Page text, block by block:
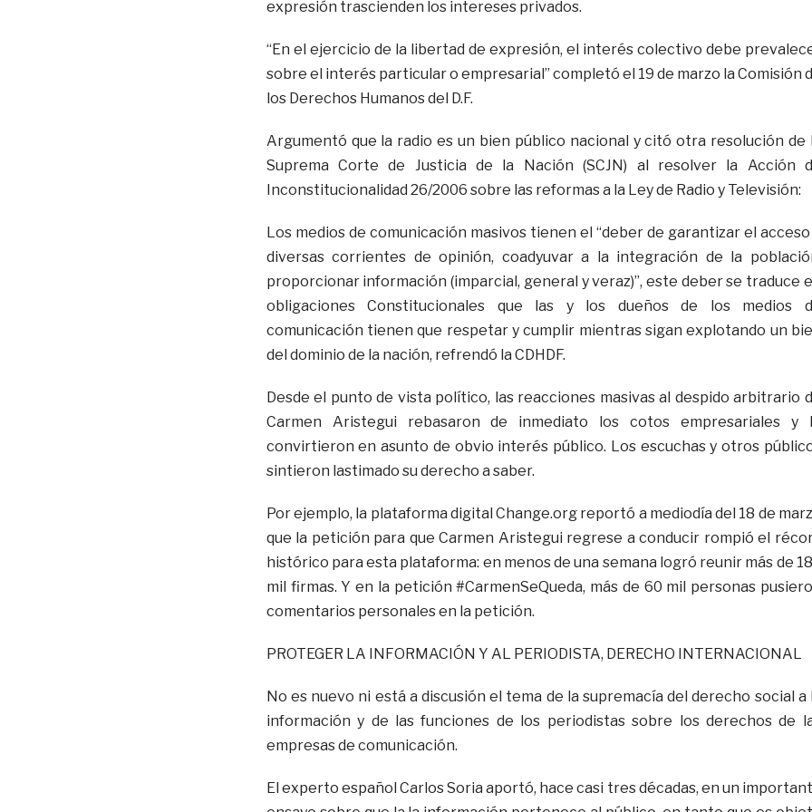
expresión trascienden los intereses privados.
“En el ejercicio de la libertad de expresión, el interés colectivo debe
sobre el interés particular o empresarial” completó el 19 de marzo la Comisión
los Derechos Humanos del D.F.
Argumentó que la radio es un bien público nacional y citó otra resolución de
Suprema Corte de Justicia de la Nación (SCJN) al resolver la Acción
Inconstitucionalidad 26/2006 sobre las reformas a la Ley de Radio y Televisión:
Los medios de comunicación masivos tienen el “deber de garantizar el acceso
diversas corrientes de opinión, coadyuvar a la integración de la
proporcionar información (imparcial, general y veraz)”, este deber se traduce
obligaciones Constitucionales que las y los dueños de los medios
comunicación tienen que respetar y cumplir mientras sigan explotando un
del dominio de la nación, refrendó la CDHDF.
Desde el punto de vista político, las reacciones masivas al despido arbitrario
Carmen Aristegui rebasaron de inmediato los cotos empresariales y
convirtieron en asunto de obvio interés público. Los escuchas y otros
sintieron lastimado su derecho a saber.
Por ejemplo, la plataforma digital Change.org reportó a mediodía del 18 de
que la petición para que Carmen Aristegui regrese a conducir rompió el
histórico para esta plataforma: en menos de una semana logró reunir más de
mil firmas. Y en la petición #CarmenSeQueda, más de 60 mil personas
comentarios personales en la petición.
PROTEGER LA INFORMACIÓN Y AL PERIODISTA, DERECHO INTERNACIONAL
No es nuevo ni está a discusión el tema de la supremacía del derecho social a
información y de las funciones de los periodistas sobre los derechos de
empresas de comunicación.
El experto español Carlos Soria aportó, hace casi tres décadas, en un